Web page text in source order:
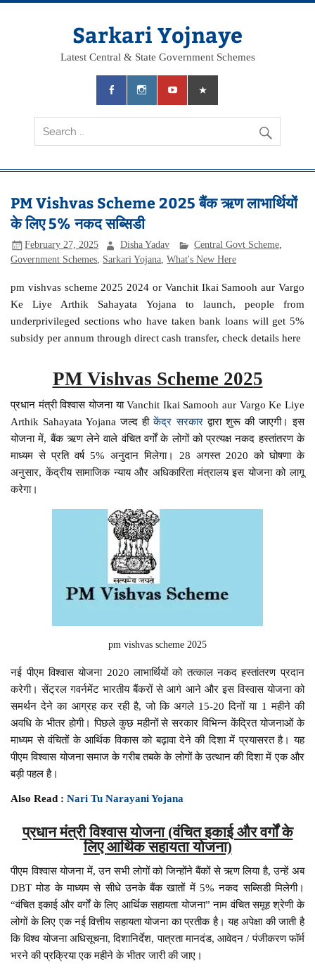
Skip
Sarkari Yojnaye
Latest Central & State Government Schemes
PM Vishvas Scheme 2025 बैंक ऋण लाभार्थियों
के लिए 5% नकद सब्सिडी
February 27, 2025 Disha Yadav Central Govt Scheme,
Government Schemes Sarkari Yojana ,What's New Here
pm vishvas scheme 2025 2024 or Vanchit Ikai Samooh aur Vargo
Ke Liye Arthik Sahayata Yojana to launch, people from
underprivileged sections who have taken bank loans will get 5%
subsidy per annum through direct cash transfer, check details here
PM Vishvas Scheme 2025
प्रधान मंत्री विश्वास योजना या Vanchit Ikai Samooh aur Vargo Ke Liye
Arthik Sahayata Yojana जल्द हीकेंद्र सरकारद्वारा शुरू की जाएगी। इस
योजना में, बैंक ऋण लेने वाले वंचित वर्गों के लोगों को प्रत्यक्ष नकद हस्तांतरण के
माध्यम से प्रति वर्ष 5% अनुदान मिलेगा। 28 अगस्त 2020 को घोषणा के
अनुसार, केंद्रीय सामाजिक न्याय और अधिकारिता मंत्रालय इस योजना को लागू
करेगा।
pm vishvas scheme 2025
नई पीएम विश्वास योजना 2020 लाभार्थियों को तत्काल नकद हस्तांतरण प्रदान
करेगी। सेंट्रल गवर्नमेंट भारतीय बैंकरों से आगे आने और इस विस्वास योजना को
समर्थन देने का आग्रह कर रही है, जो कि अगले 15-20 दिनों या 1 महीने की
अवधि के भीतर होगी। पिछले कुछ महीनों से सरकार विभिन्न केंद्रित योजनाओं के
माध्यम से वंचितों के आर्थिक विकास को बढ़ावा देने की दिशा में प्रयासरत है। यह
पीएम विश्वास योजना समाज के गरीब तबके के लोगों के उत्थान की दिशा में एक और
बड़ी पहल है।
Also Read :Nari Tu Narayani Yojana
प्रधान मंत्री विश्वास योजना (वंचित इकाई और वर्गों के
लिएआर्थिक सहायता योजना)
पीएम विश्वास योजना में, उन सभी लोगों को जिन्होंने बैंकों से ऋण लिया है, उन्हें अब
DBT मोड के माध्यम से सीधे उनके बैंक खातों में 5% नकद सब्सिडी मिलेगी।
“वंचित इकाई और वर्गों के लिए आर्थिक सहायता योजना” नाम वंचित समूह श्रेणी के
लोगों के लिए एक नई वित्तीय सहायता योजना का प्रतीक है। यह अपेक्षा की जाती है
कि विश्व योजना अधिसूचना, दिशानिर्देश, पात्रता मानदंड, आवेदन / पंजीकरण फॉर्म
भरने की प्रक्रिया एक महीने के भीतर जारी की जाए।